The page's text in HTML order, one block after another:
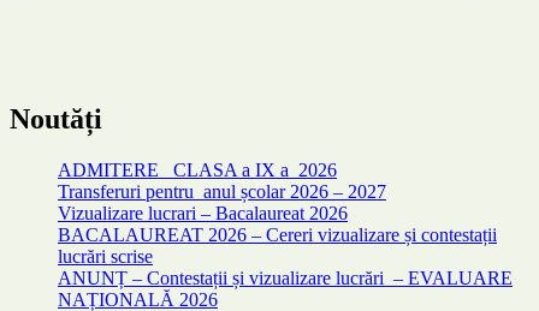
Noutăți
ADMITERE CLASA a IX a 2026
Transferuri pentru anul școlar 2026 – 2027
Vizualizare lucrari – Bacalaureat 2026
BACALAUREAT 2026 – Cereri vizualizare și contestații
lucrări scrise
ANUNȚ – Contestații și vizualizare lucrări – EVALUARE
NAȚIONALĂ 2026